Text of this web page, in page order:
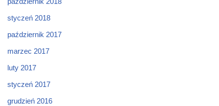
styczeń 2018
październik 2017
marzec 2017
luty 2017
styczeń 2017
grudzień 2016